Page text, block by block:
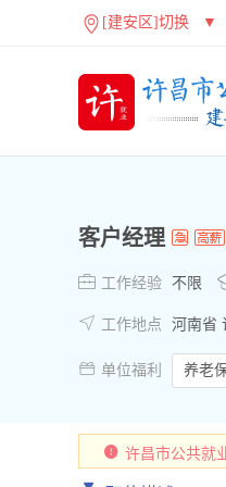
[建安区]切换 ▼
客户经理
 工作经验 不限
 工作地点 河南省
 单位福利 养老
许昌市公共就